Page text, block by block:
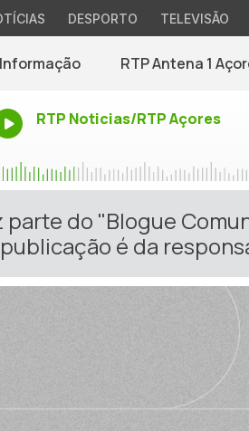
DESPORTO TELEVISÃO
Informação RTP Antena 1
RTP Noticias/RTP Açores
do "Blogue
é da